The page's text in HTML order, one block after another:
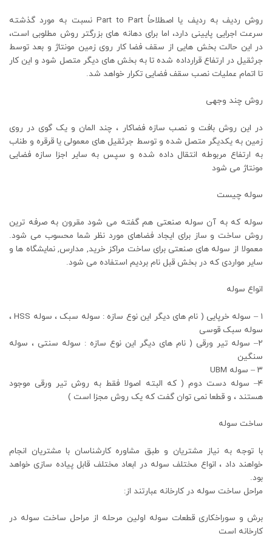
روش ردیف به ردیف یا اصطلاحاً Part to Part نسبت به مورد گذشته
سرعت اجرایی پایینی دارد، اما برای دهانه های بزرگتر روش مطلوبی است،
در این حالت بخش هایی از سقف فضا کار روی زمین مونتاژ و بعد توسط
جرثقیل در ارتفاع قرارداده شده تا به بخش های دیگر متصل شود و این کار
تا اتمام عملیات نصب سقف فضایی تکرار خواهد شد.
روش چند وجهی
در این روش بافت و نصب سازه فضاکار ، چند المان و یک گوی در روی
زمین به یکدیگر متصل شده و توسط جرثقیل های معمولی یا قرقره و طناب
به ارتفاع مربوطه انتقال داده شده و سپس به سایر اجزا سازه فضایی
مونتاژ می شود
سوله چیست
سوله که به آن سوله صنعتی هم گفته می شود مقرون به صرفه ترین
روش ساخت و ساز برای ایجاد فضاهای مورد نظر شما محسوب می شود.
معمولا از سوله های صنعتی برای ساخت مراکز خرید, مدارس, نمایشگاه ها و
سایر مواردی که در بخش قبل نام بردیم استفاده می شود.
انواع سوله
۱ – سوله خرپایی ( نام های دیگر این نوع سازه : سوله سبک ، سوله HSS ،
سوله سبک قوسی
۲– سوله تیر ورقی ( نام های دیگر این نوع سازه : سوله سنتی ، سوله
سنگین
۳ – سوله UBM
۴– سوله دست دوم ( که البته اصولا فقط به روش تیر ورقی موجود
هستند ، و قطعا نمی توان گفت که یک روش مجزا است )
ساخت سوله
با توجه به نیاز مشتریان و طبق مشاوره کارشناسان با مشتریان انجام
خواهند داد ، انواع مختلف سوله در ابعاد مختلف قابل پیاده سازی خواهد
بود.
مراحل ساخت سوله در کارخانه عبارتند از:
برش و سوراخکاری قطعات سوله اولین مرحله از مراحل ساخت سوله در
کارخانه است